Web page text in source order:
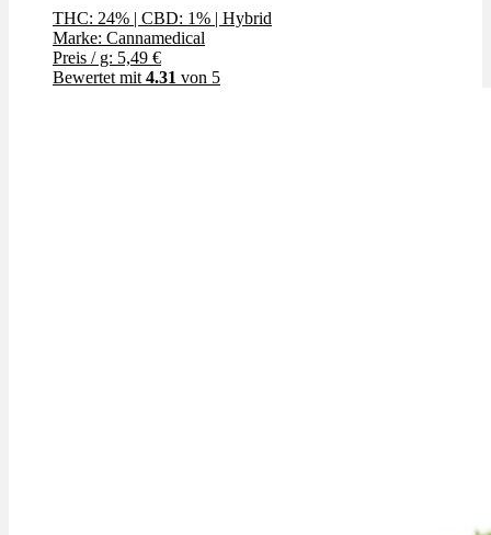
THC: 24% | CBD: 1% | Hybrid
Marke: Cannamedical
Preis / g: 5,49 €
Bewertet mit 4.31 von 5